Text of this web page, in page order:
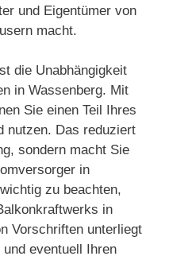
und Eigentümer von
macht.
die Unabhängigkeit
in Wassenberg. Mit
Sie einen Teil Ihres
nutzen. Das reduziert
sondern macht Sie
in
zu beachten,
in
Vorschriften unterliegt
eventuell Ihren